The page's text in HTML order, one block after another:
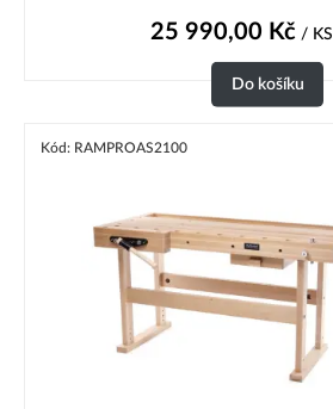
25 990,00 Kč/ KS
Do košíku
Kód: RAMPROAS2100